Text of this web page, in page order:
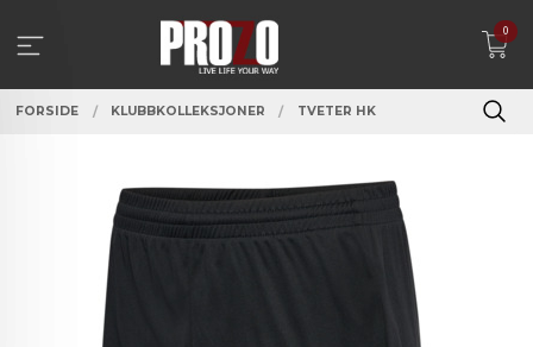
innholdet
0
FORSIDE KLUBBKOLLEKSJONER TVETER HK